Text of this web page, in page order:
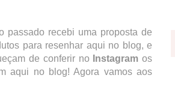
passado recebi uma proposta de
para resenhar aqui no blog, e
de conferir noInstagram os
aqui no blog! Agora vamos aos